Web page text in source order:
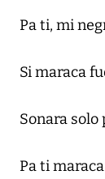
Pa ti, mi
Si maraca
Sonara solo
Pa ti